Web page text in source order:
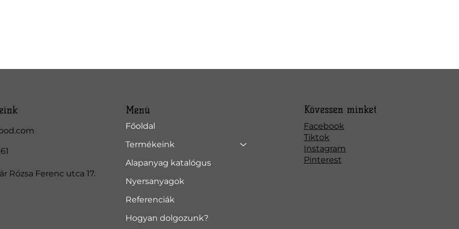
Rózsa Ferenc utca 17.
Menü
Főoldal
Termékeink
Alapanyag katalógus
Nyersanyagok
Referenciák
Hogyan dolgozunk?
Facebook
Tiktok
Instagram
Pinterest
Kövessen minket